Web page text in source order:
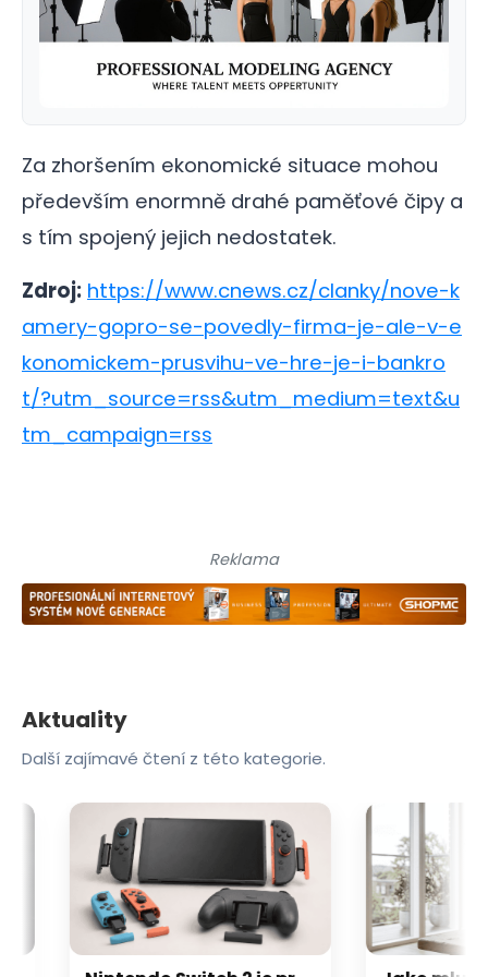
Za zhoršením ekonomické situace mohou
především enormně drahé paměťové čipy a
s tím spojený jejich nedostatek.
Zdroj: https://www.cnews.cz/clanky/nove-k
amery-gopro-se-povedly-firma-je-ale-v-e
konomickem-prusvihu-ve-hre-je-i-bankro
t/?utm_source=rss&utm_medium=text&u
tm_campaign=rss
Reklama
Aktuality
Další zajímavé čtení z této kategorie.